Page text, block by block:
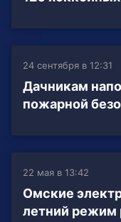
24 сентября в 12:31
Дачникам
пожарной
22 мая в 13:42
Омские
летний режим